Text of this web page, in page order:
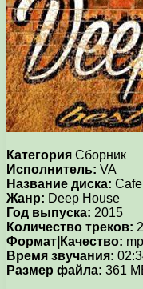
Категория Сборник
Исполнитель: VA
Название диска:
Жанр: Deep House
Год выпуска: 2015
Количество треков:
Формат|Качество:
Время звучания:
Размер файла: 361